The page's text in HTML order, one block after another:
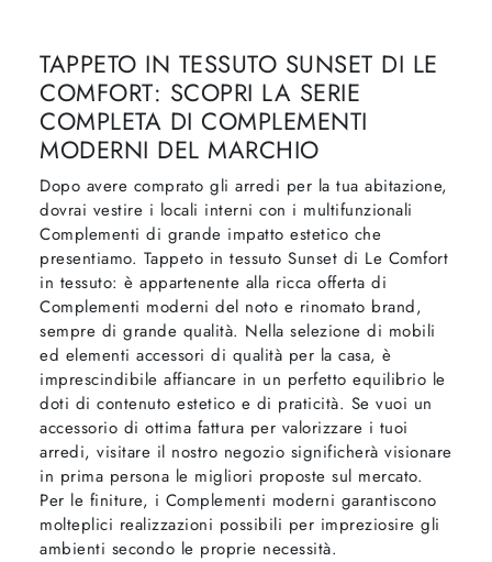
TAPPETO IN TESSUTO SUNSET DI LE
COMFORT: SCOPRI LA SERIE
COMPLETA DI COMPLEMENTI
MODERNI DEL MARCHIO
Dopo avere comprato gli arredi per la tua abitazione,
dovrai vestire i locali interni con i multifunzionali
Complementi di grande impatto estetico che
presentiamo. Tappeto in tessuto Sunset di Le Comfort
in tessuto: è appartenente alla ricca offerta di
Complementi moderni del noto e rinomato brand,
sempre di grande qualità. Nella selezione di mobili
ed elementi accessori di qualità per la casa, è
imprescindibile affiancare in un perfetto equilibrio le
doti di contenuto estetico e di praticità. Se vuoi un
accessorio di ottima fattura per valorizzare i tuoi
arredi, visitare il nostro negozio significherà visionare
in prima persona le migliori proposte sul mercato.
Per le finiture, i Complementi moderni garantiscono
molteplici realizzazioni possibili per impreziosire gli
ambienti secondo le proprie necessità.